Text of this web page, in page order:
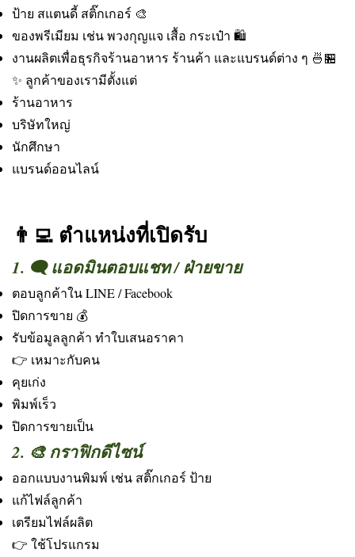
ป้าย สแตนดี้ สติ๊กเกอร์ 🎨
ของพรีเมียม เช่น พวงกุญแจ เสื้อ กระเป๋า 🛍️
งานผลิตเพื่อธุรกิจร้านอาหาร ร้านค้า และแบรนด์ต่าง ๆ 🍜🏪
✨ ลูกค้าของเรามีตั้งแต่
ร้านอาหาร
บริษัทใหญ่
นักศึกษา
แบรนด์ออนไลน์
👨‍💻 ตำแหน่งที่เปิดรับ
1. 🗨️ แอดมินตอบแชท / ฝ่ายขาย
ตอบลูกค้าใน LINE / Facebook
ปิดการขาย 💰
รับข้อมูลลูกค้า ทำใบเสนอราคา
👉 เหมาะกับคน
คุยเก่ง
พิมพ์เร็ว
ปิดการขายเป็น
2. 🎨 กราฟิกดีไซน์
ออกแบบงานพิมพ์ เช่น สติ๊กเกอร์ ป้าย
แก้ไฟล์ลูกค้า
เตรียมไฟล์ผลิต
👉 ใช้โปรแกรม